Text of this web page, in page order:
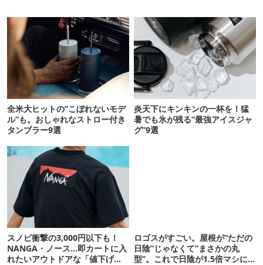
全米大ヒットの“こぼれないモデ
ル”も。おしゃれなストロー付き
タンブラー9選
炎天下にキンキンの一杯を！猛
暑でも氷が残る“最強アイスジャ
グ”9選
スノピ衝撃の3,000円以下も！
NANGA・ノース…即カートに入
れたいアウトドアな「値下げ夏
ロゴスがすごい。屋根が“ただの
日陰”じゃなくて“まさかの丸
型”。これで日陰が1.5倍マシに